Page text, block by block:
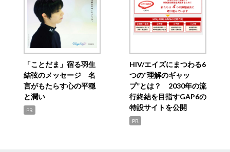
「ことだま」宿る羽生
結弦のメッセージ 名
言がもたらす心の平穏
と潤い
PR
HIV/エイズにまつわる6
つの“理解のギャッ
プ”とは？ 2030年の流
行終結を目指すGAP6の
特設サイトを公開
PR